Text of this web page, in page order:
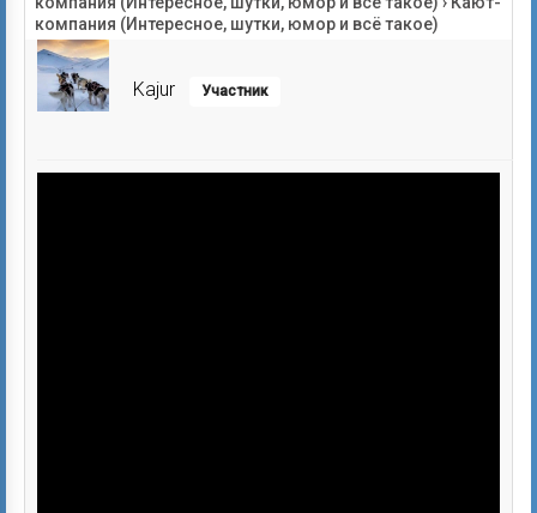
компания (Интересное, шутки, юмор и всё такое)
Kajur Участник